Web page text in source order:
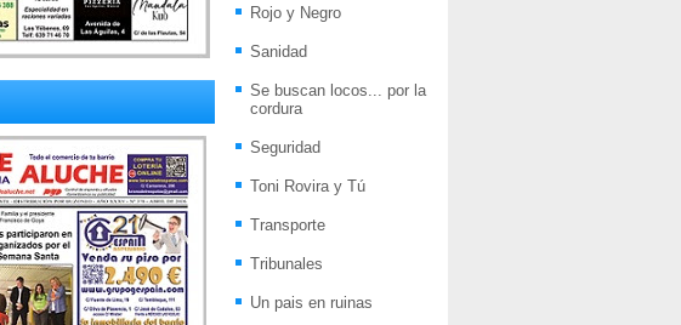
Rojo y Negro
Sanidad
Se buscan locos... por la
cordura
Seguridad
Toni Rovira y Tú
Transporte
Tribunales
Un pais en ruinas